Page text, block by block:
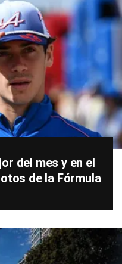
del mes y en el
de la Fórmula